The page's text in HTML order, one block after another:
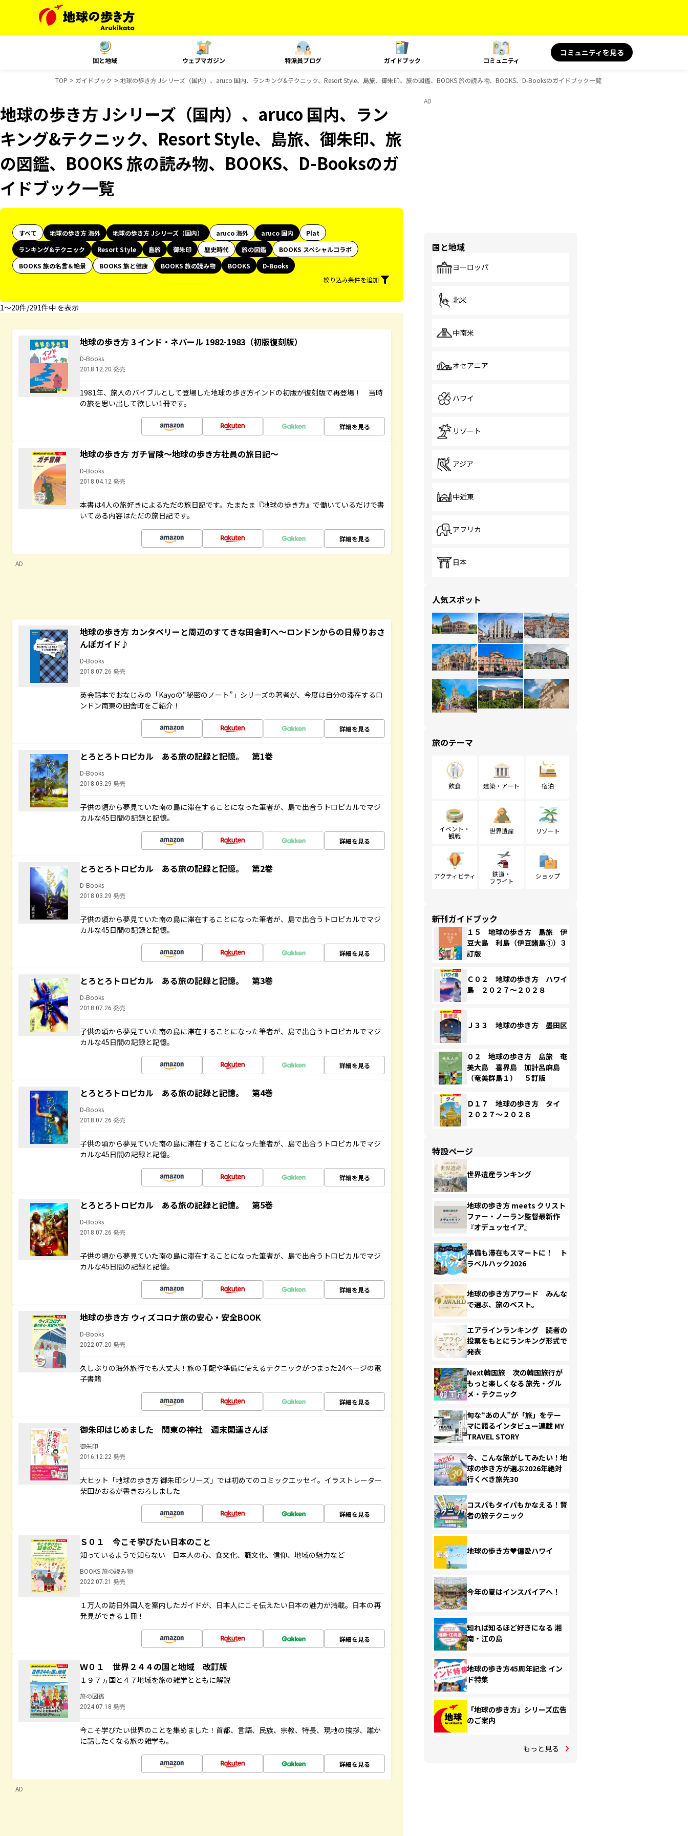
国と地域 ウェブマガジン 特派員ブログ ガイドブック コミュニティ
コミュニティを見る
TOP ガイドブック 地球の歩き方 Jシリーズ（国内）、aruco 国内、ランキング&テクニック、Resort Style、島旅、御朱印、旅の図鑑、BOOKS 旅の読み物、BOOKS、D-Booksのガイドブック一覧
地球の歩き方 Jシリーズ（国内）、aruco 国内、ラン
キング&テクニック、Resort Style、島旅、御朱印、旅
の図鑑、BOOKS 旅の読み物、BOOKS、D-Booksのガ
イドブック一覧
すべて 地球の歩き方 海外 地球の歩き方 Jシリーズ（国内） aruco 海外 aruco 国内
Plat
ランキング&テクニック
Resort Style 島旅 御朱印 歴史時代 旅の図鑑
BOOKS スペシャルコラボ
BOOKS 旅の名言＆絶景
BOOKS 旅と健康 BOOKS 旅の読み物 BOOKS
D-Books
絞り込み条件を追加
1〜20件/291件中 を表示
地球の歩き方 3 インド・ネパール 1982-1983（初版復刻版）
D-Books
2018.12.20 発売
1981年、旅人のバイブルとして登場した地球の歩き方インドの初版が復刻版で再登場！ 当時
の旅を思い出して欲しい1冊です。
詳細を見る
地球の歩き方 ガチ冒険～地球の歩き方社員の旅日記～
D-Books
2018.04.12 発売
本書は4人の旅好きによるただの旅日記です。たまたま『地球の歩き方』で働いているだけで書
いてある内容はただの旅日記です。
詳細を見る
AD
地球の歩き方 カンタベリーと周辺のすてきな田舎町へ～ロンドンからの日帰りおさ
んぽガイド♪
D-Books
2018.07.26 発売
英会話本でおなじみの「Kayoの“秘密のノート”」シリーズの著者が、今度は自分の滞在するロ
ンドン南東の田舎町をご紹介！
詳細を見る
とろとろトロピカル ある旅の記録と記憶。 第1巻
D-Books
2018.03.29 発売
子供の頃から夢見ていた南の島に滞在することになった筆者が、島で出合うトロピカルでマジ
カルな45日間の記録と記憶。
詳細を見る
とろとろトロピカル ある旅の記録と記憶。 第2巻
D-Books
2018.03.29 発売
子供の頃から夢見ていた南の島に滞在することになった筆者が、島で出合うトロピカルでマジ
カルな45日間の記録と記憶。
詳細を見る
とろとろトロピカル ある旅の記録と記憶。 第3巻
D-Books
2018.07.26 発売
子供の頃から夢見ていた南の島に滞在することになった筆者が、島で出合うトロピカルでマジ
カルな45日間の記録と記憶。
詳細を見る
とろとろトロピカル ある旅の記録と記憶。 第4巻
D-Books
2018.07.26 発売
子供の頃から夢見ていた南の島に滞在することになった筆者が、島で出合うトロピカルでマジ
カルな45日間の記録と記憶。
詳細を見る
とろとろトロピカル ある旅の記録と記憶。 第5巻
D-Books
2018.07.26 発売
子供の頃から夢見ていた南の島に滞在することになった筆者が、島で出合うトロピカルでマジ
カルな45日間の記録と記憶。
詳細を見る
地球の歩き方 ウィズコロナ旅の安心・安全BOOK
D-Books
2022.07.20 発売
久しぶりの海外旅行でも大丈夫！旅の手配や準備に使えるテクニックがつまった24ページの電
子書籍
詳細を見る
御朱印はじめました 関東の神社 週末開運さんぽ
御朱印
2016.12.22 発売
大ヒット「地球の歩き方 御朱印シリーズ」では初めてのコミックエッセイ。イラストレーター
柴田かおるが書きおろしました
詳細を見る
Ｓ０１ 今こそ学びたい日本のこと
知っているようで知らない 日本人の心、食文化、職文化、信仰、地域の魅力など
BOOKS 旅の読み物
2022.07.21 発売
１万人の訪日外国人を案内したガイドが、日本人にこそ伝えたい日本の魅力が満載。日本の再
発見ができる１冊！
詳細を見る
Ｗ０１ 世界２４４の国と地域 改訂版
１９７ヵ国と４７地域を旅の雑学とともに解説
旅の図鑑
2024.07.18 発売
今こそ学びたい世界のことを集めました！首都、言語、民族、宗教、特長、現地の挨拶、誰か
に話したくなる旅の雑学も。
詳細を見る
AD
AD
国と地域
ヨーロッパ
北米
中南米
オセアニア
ハワイ
リゾート
アジア
中近東
アフリカ
日本
人気スポット
旅のテーマ
飲食 建築・アート 宿泊
イベント・
観戦
世界遺産 リゾート
アクティビティ
鉄道・
フライト
ショップ
新刊ガイドブック
１５ 地球の歩き方 島旅 伊
豆大島 利島（伊豆諸島①）３
訂版
Ｃ０２ 地球の歩き方 ハワイ
島 ２０２７～２０２８
Ｊ３３ 地球の歩き方 墨田区
０２ 地球の歩き方 島旅 奄
美大島 喜界島 加計呂麻島
（奄美群島１） ５訂版
Ｄ１７ 地球の歩き方 タイ
２０２７～２０２８
特設ページ
世界遺産ランキング
地球の歩き方 meets クリスト
ファー・ノーラン監督最新作
『オデュッセイア』
準備も滞在もスマートに！ ト
ラベルハック2026
地球の歩き方アワード みんな
で選ぶ、旅のベスト。
エアラインランキング 読者の
投票をもとにランキング形式で
発表
Next韓国旅 次の韓国旅行が
もっと楽しくなる 旅先・グル
メ・テクニック
旬な“あの人”が「旅」をテー
マに語るインタビュー連載 MY
TRAVEL STORY
今、こんな旅がしてみたい！地
球の歩き方が選ぶ2026年絶対
行くべき旅先30
コスパもタイパもかなえる！賢
者の旅テクニック
地球の歩き方♥偏愛ハワイ
今年の夏はインスパイアへ！
知れば知るほど好きになる 湘
南・江の島
地球の歩き方45周年記念 イン
ド特集
「地球の歩き方」シリーズ広告
のご案内
もっと見る